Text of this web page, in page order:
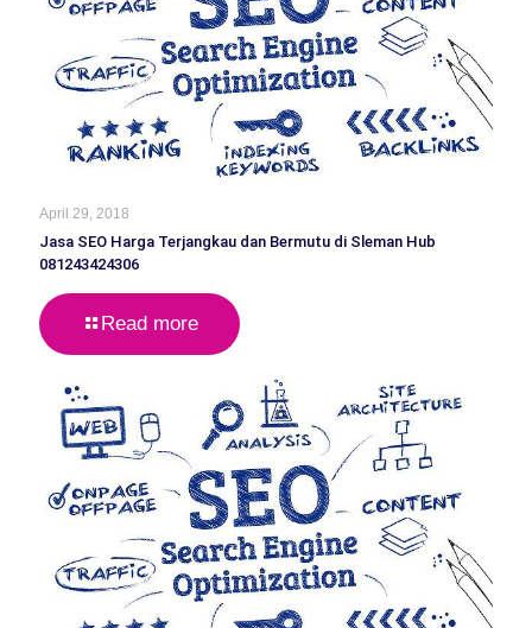
April 29, 2018
Jasa SEO Harga Terjangkau dan Bermutu di Sleman Hub
081243424306
Read more